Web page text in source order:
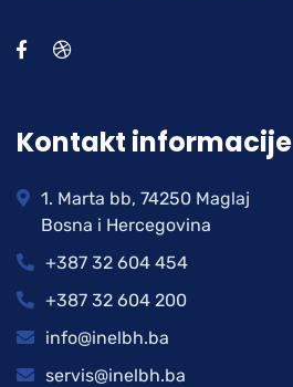
Kontakt informacije
1. Marta bb, 74250 Maglaj
Bosna i Hercegovina
+387 32 604 454
+387 32 604 200
info@inelbh.ba
servis@inelbh.ba